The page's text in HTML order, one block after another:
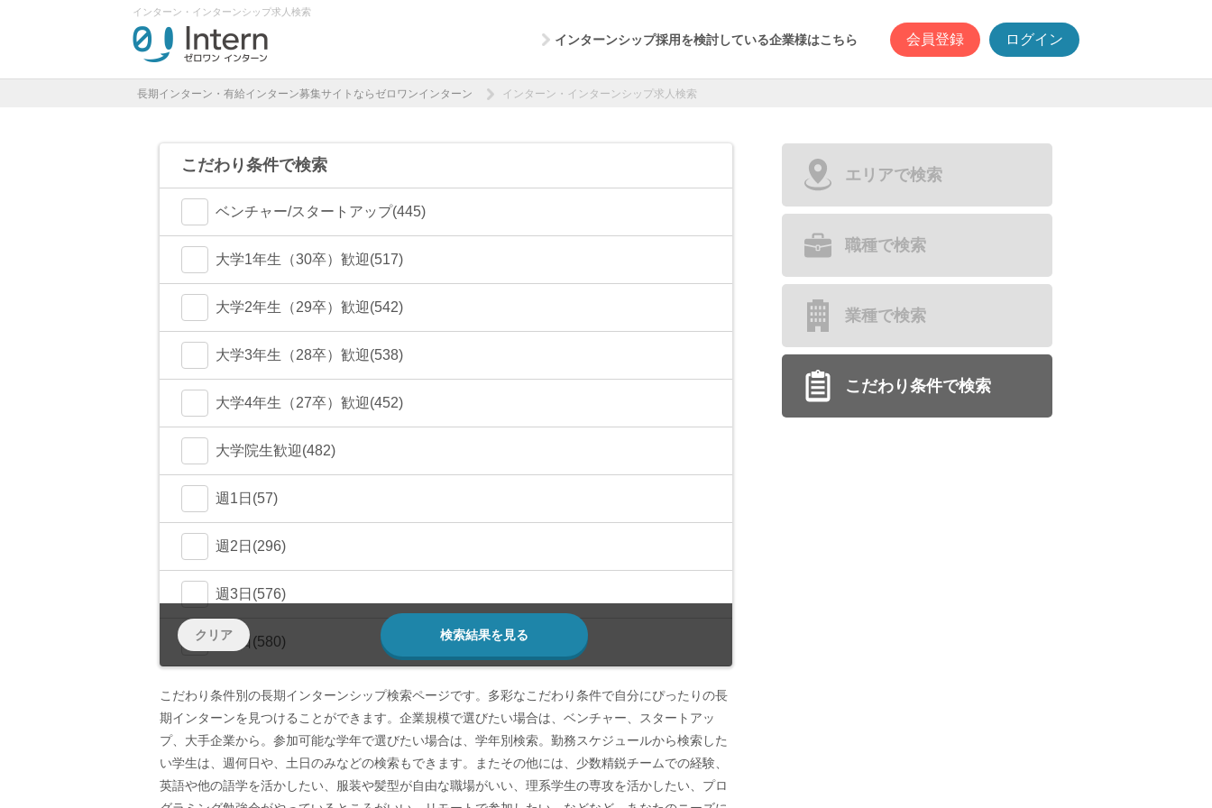
インターン・インターンシップ求人検索
インターンシップ採用を検討している企業様はこちら 会員登録 ログイン
長期インターン・有給インターン募集サイトならゼロワンインターン インターン・インターンシップ求人検索
こだわり条件で検索
ベンチャー/スタートアップ(445)
大学1年生（30卒）歓迎(517)
大学2年生（29卒）歓迎(542)
大学3年生（28卒）歓迎(538)
大学4年生（27卒）歓迎(452)
大学院生歓迎(482)
週1日(57)
週2日(296)
週3日(576)
週4日(580)
週5日〜(582)
土日OK(258)
少数精鋭(131)
クリア 検索結果を見る
こだわり条件別の長期インターンシップ検索ページです。多彩なこだわり条件で自分にぴったりの長
期インターンを見つけることができます。企業規模で選びたい場合は、ベンチャー、スタートアッ
プ、大手企業から。参加可能な学年で選びたい場合は、学年別検索。勤務スケジュールから検索した
い学生は、週何日や、土日のみなどの検索もできます。またその他には、少数精鋭チームでの経験、
英語や他の語学を活かしたい、服装や髪型が自由な職場がいい、理系学生の専攻を活かしたい、プロ
エリアで検索
職種で検索
業種で検索
こだわり条件で検索